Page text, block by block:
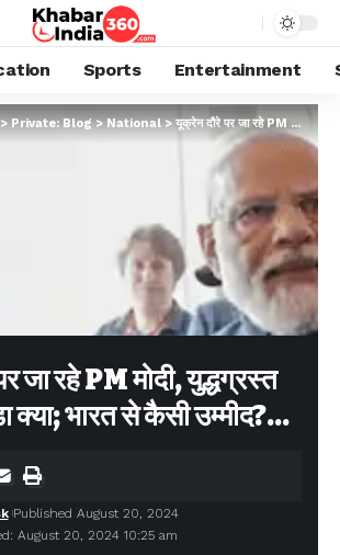
Sports Entertainment
Private: Blog>National>यूक्रेन दौरे पर जा रहे PM मोदी, युद्धग्रस्त देश का एजेंडा क्या; भारत से कैसी उम्मीद?…
जा रहे PM मोदी, युद्धग्रस्त
क्या; भारत से कैसी उम्मीद?…
August 20, 2024 10:25 am
Published August 20, 2024